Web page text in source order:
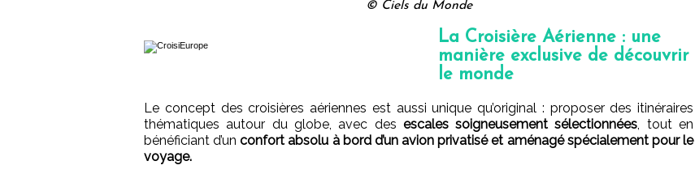
© Ciels du Monde
La Croisière Aérienne : une
manière exclusive de découvrir
le monde
Le concept des croisières aériennes est aussi unique qu’original : proposer des itinéraires
thématiques autour du globe, avec des escales soigneusement sélectionnées, tout en
bénéficiant d’unconfort absolu à bord d’un avion privatisé et aménagé spécialement pour le
voyage.